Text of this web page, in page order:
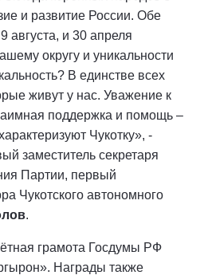
и развитие России. Обе
августа, и 30 апреля
округу и уникальности
В единстве всех
живут у нас. Уважение к
поддержка и помощь –
Чукотку», -
заместитель секретаря
Партии, первый
Чукотского автономного
.
грамота Госдумы РФ
Награды также